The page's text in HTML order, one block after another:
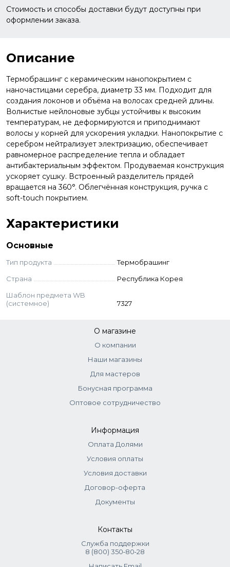
Стоимость и способы доставки будут доступны при
оформлении заказа.
Описание
Термобрашинг с керамическим нанопокрытием с
наночастицами серебра, диаметр 33 мм. Подходит для
создания локонов и объёма на волосах средней длины.
Волнистые нейлоновые зубцы устойчивы к высоким
температурам, не деформируются и приподнимают
волосы у корней для ускорения укладки. Нанопокрытие с
серебром нейтрализует электризацию, обеспечивает
равномерное распределение тепла и обладает
антибактериальным эффектом. Продуваемая конструкция
ускоряет сушку. Встроенный разделитель прядей
вращается на 360°. Облегчённая конструкция, ручка с
soft-touch покрытием.
Характеристики
Основные
Тип продукта
Термобрашинг
Страна
Республика Корея
Шаблон предмета WB
(системное)
7327
О магазине
О компании
Наши магазины
Для мастеров
Бонусная программа
Оптовое сотрудничество
Информация
Оплата Долями
Условия оплаты
Условия доставки
Договор-оферта
Документы
Контакты
Служба поддержки
8 (800) 350‑80‑28